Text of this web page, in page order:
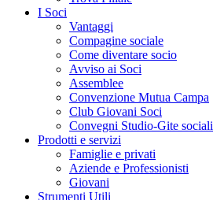
I Soci
Vantaggi
Compagine sociale
Come diventare socio
Avviso ai Soci
Assemblee
Convenzione Mutua Campa
Club Giovani Soci
Convegni Studio-Gite sociali
Prodotti e servizi
Famiglie e privati
Aziende e Professionisti
Giovani
Strumenti Utili